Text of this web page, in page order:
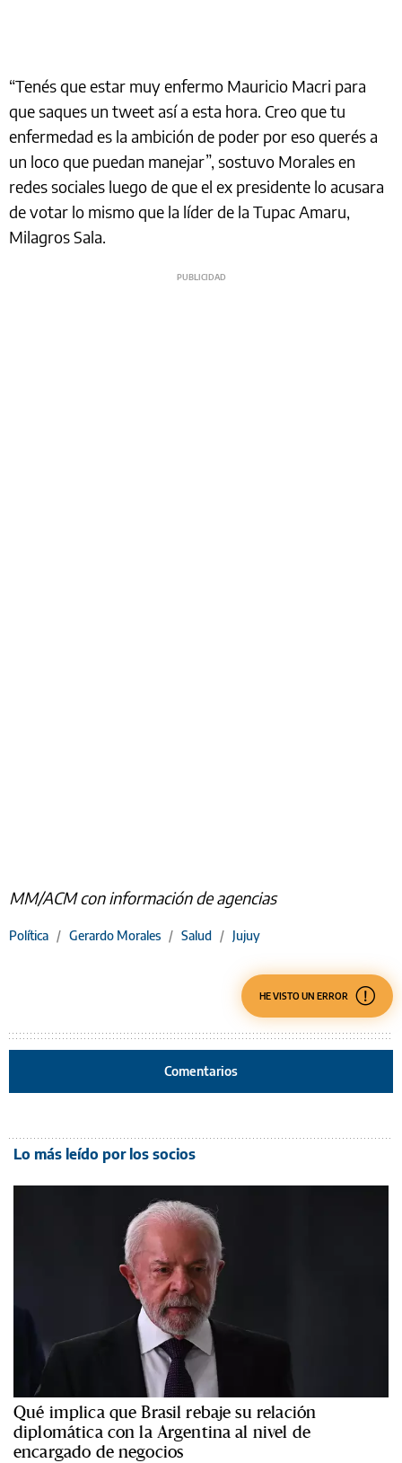
“Tenés que estar muy enfermo Mauricio Macri para
que saques un tweet así a esta hora. Creo que tu
enfermedad es la ambición de poder por eso querés a
un loco que puedan manejar”, sostuvo Morales en
redes sociales luego de que el ex presidente lo acusara
de votar lo mismo que la líder de la Tupac Amaru,
Milagros Sala.
MM/ACM con información de agencias
Política / Gerardo Morales / Salud / Jujuy
HE VISTO UN ERROR
Comentarios
Lo más leído por los socios
Qué implica que Brasil rebaje su relación
diplomática con la Argentina al nivel de
encargado de negocios